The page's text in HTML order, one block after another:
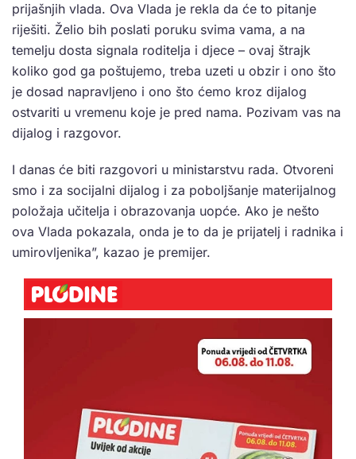
prijašnjih vlada. Ova Vlada je rekla da će to pitanje
riješiti. Želio bih poslati poruku svima vama, a na
temelju dosta signala roditelja i djece – ovaj štrajk
koliko god ga poštujemo, treba uzeti u obzir i ono što
je dosad napravljeno i ono što ćemo kroz dijalog
ostvariti u vremenu koje je pred nama. Pozivam vas na
dijalog i razgovor.
I danas će biti razgovori u ministarstvu rada. Otvoreni
smo i za socijalni dijalog i za poboljšanje materijalnog
položaja učitelja i obrazovanja uopće. Ako je nešto
ova Vlada pokazala, onda je to da je prijatelj i radnika i
umirovljenika”, kazao je premijer.